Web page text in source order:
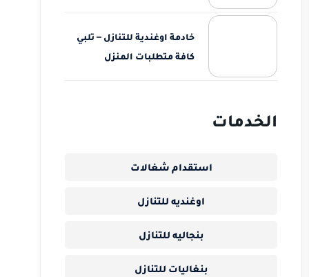
خادمة اوغندية للتنازل – تلبي
كافة متطلبات المنزل
الخدمات
استقدام شغالات
اوغنديه للتنازل
بنجاليه للتنازل
بنغاليات للتنازل